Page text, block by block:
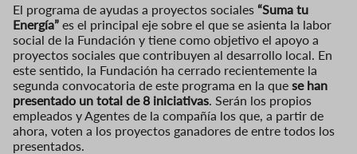
El programa de ayudas a proyectos sociales “Suma tu
Energía” es el principal eje sobre el que se asienta la labor
social de la Fundación y tiene como objetivo el apoyo a
proyectos sociales que contribuyen al desarrollo local. En
este sentido, la Fundación ha cerrado recientemente la
segunda convocatoria de este programa en la que se han
presentado un total de 8 iniciativas . Serán los propios
empleados y Agentes de la compañía los que, a partir de
ahora, voten a los proyectos ganadores de entre todos los
presentados.